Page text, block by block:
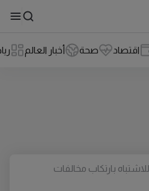
اقتصاد صحة أخبار العالم
تحقيق في ICA للاشتباه بارتكاب مخالفات